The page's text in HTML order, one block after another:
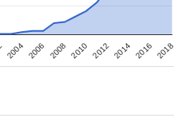
2004 2006 2008 2010 2012 2014 2016 2018